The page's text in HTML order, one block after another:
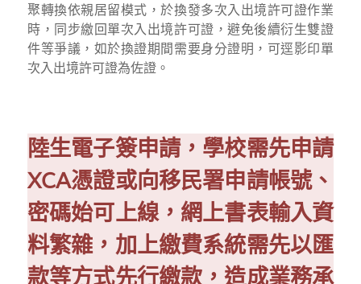
聚轉換依親居留模式，於換發多次入出境許可證作業
時，同步繳回單次入出境許可證，避免後續衍生雙證
件等爭議，如於換證期間需要身分證明，可逕影印單
次入出境許可證為佐證。
陸生電子簽申請，學校需先申請
XCA憑證或向移民署申請帳號、
密碼始可上線，網上書表輸入資
料繁雜，加上繳費系統需先以匯
款等方式先行繳款，造成業務承